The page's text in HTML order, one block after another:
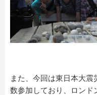
また、今回は東日本大
数参加しており、ロンド